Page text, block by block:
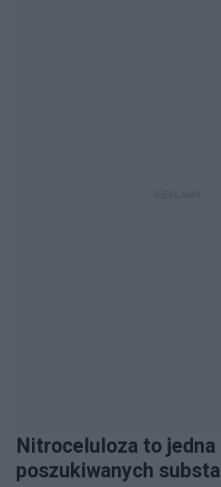
Nitroceluloza to jedna
poszukiwanych